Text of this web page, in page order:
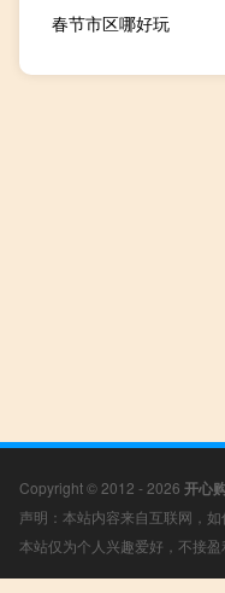
春节市区哪好玩
Copyright © 2012 - 2026 开心
声明：本站内容来自互联网，
本站仅为个人兴趣爱好，不接